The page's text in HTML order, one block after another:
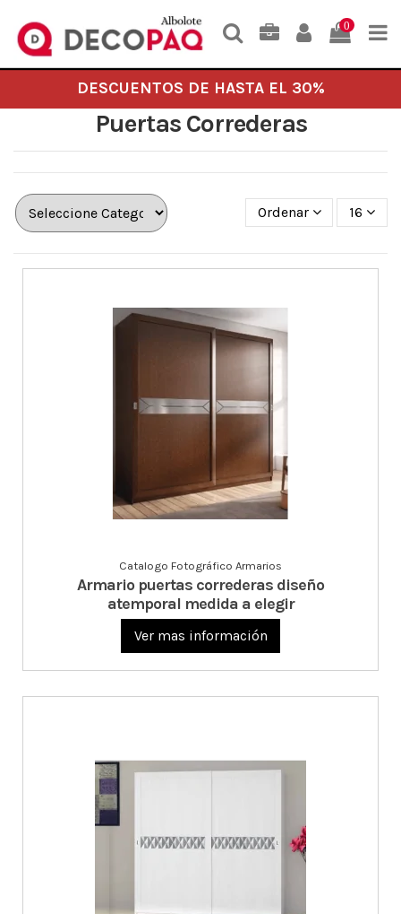
0
DESCUENTOS DE HASTA EL 30%
Puertas Correderas
Ordenar 16
Catalogo Fotográfico Armarios
Armario puertas correderas diseño
atemporal medida a elegir
Ver mas información